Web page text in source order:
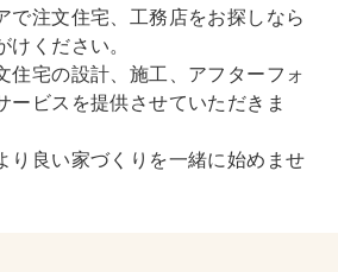
で注文住宅、工務店をお探しなら
ください。
住宅の設計、施工、アフターフォ
ービスを提供させていただきま
り良い家づくりを一緒に始めませ